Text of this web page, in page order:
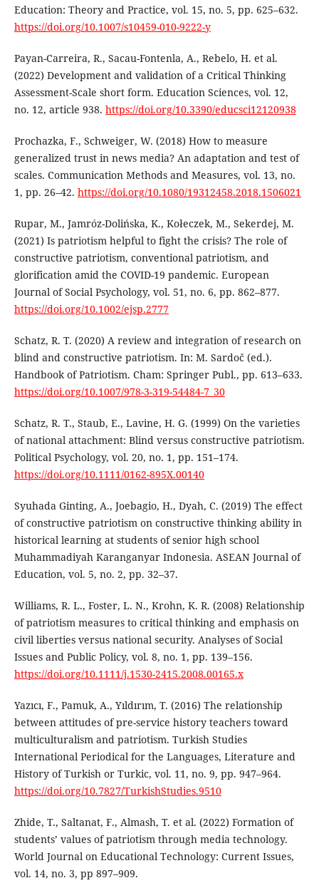
Education: Theory and Practice, vol. 15, no. 5, pp. 625–632.
https://doi.org/10.1007/s10459-010-9222-y
Payan-Carreira, R., Sacau-Fontenla, A., Rebelo, H. et al.
(2022) Development and validation of a Critical Thinking
Assessment-Scale short form. Education Sciences, vol. 12,
no. 12, article 938. https://doi.org/10.3390/educsci12120938
Prochazka, F., Schweiger, W. (2018) How to measure
generalized trust in news media? An adaptation and test of
scales. Communication Methods and Measures, vol. 13, no.
1, pp. 26–42. https://doi.org/10.1080/19312458.2018.1506021
Rupar, M., Jamróz-Dolińska, K., Kołeczek, M., Sekerdej, M.
(2021) Is patriotism helpful to fight the crisis? The role of
constructive patriotism, conventional patriotism, and
glorification amid the COVID-19 pandemic. European
Journal of Social Psychology, vol. 51, no. 6, pp. 862–877.
https://doi.org/10.1002/ejsp.2777
Schatz, R. T. (2020) A review and integration of research on
blind and constructive patriotism. In: M. Sardoč (ed.).
Handbook of Patriotism. Cham: Springer Publ., pp. 613–633.
https://doi.org/10.1007/978-3-319-54484-7_30
Schatz, R. T., Staub, E., Lavine, H. G. (1999) On the varieties
of national attachment: Blind versus constructive patriotism.
Political Psychology, vol. 20, no. 1, pp. 151–174.
https://doi.org/10.1111/0162-895X.00140
Syuhada Ginting, A., Joebagio, H., Dyah, C. (2019) The effect
of constructive patriotism on constructive thinking ability in
historical learning at students of senior high school
Muhammadiyah Karanganyar Indonesia. ASEAN Journal of
Education, vol. 5, no. 2, pp. 32–37.
Williams, R. L., Foster, L. N., Krohn, K. R. (2008) Relationship
of patriotism measures to critical thinking and emphasis on
civil liberties versus national security. Analyses of Social
Issues and Public Policy, vol. 8, no. 1, pp. 139–156.
https://doi.org/10.1111/j.1530-2415.2008.00165.x
Yazıcı, F., Pamuk, A., Yıldırım, T. (2016) The relationship
between attitudes of pre-service history teachers toward
multiculturalism and patriotism. Turkish Studies
International Periodical for the Languages, Literature and
History of Turkish or Turkic, vol. 11, no. 9, pp. 947–964.
https://doi.org/10.7827/TurkishStudies.9510
Zhide, Т., Saltanat, F., Almash, T. et al. (2022) Formation of
students’ values of patriotism through media technology.
World Journal on Educational Technology: Current Issues,
vol. 14, no. 3, pp 897–909.